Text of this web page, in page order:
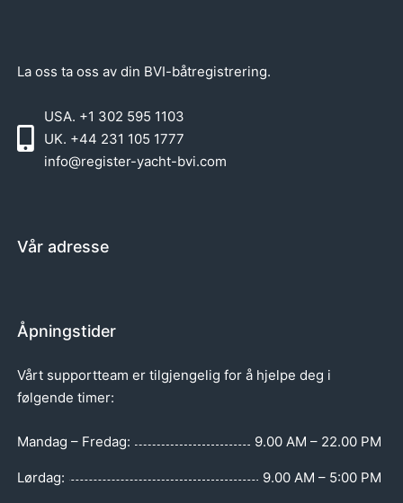
La oss ta oss av din BVI-båtregistrering.
USA. +1 302 595 1103
UK. +44 231 105 1777
info@register-yacht-bvi.com
Vår adresse
Åpningstider
Vårt supportteam er tilgjengelig for å hjelpe deg i
følgende timer:
Mandag – Fredag: 9.00 AM – 22.00 PM
Lørdag: 9.00 AM – 5:00 PM